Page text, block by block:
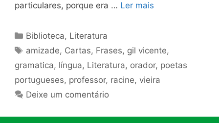
particulares, porque era … Ler mais
Categorias
Biblioteca, Literatura
Tags
amizade, Cartas, Frases, gil vicente,
gramatica, língua, Literatura, orador, poetas
portugueses, professor, racine, vieira
Deixe um comentário